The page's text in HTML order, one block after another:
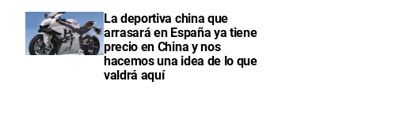
La deportiva china que
arrasará en España ya tiene
precio en China y nos
hacemos una idea de lo que
valdrá aquí